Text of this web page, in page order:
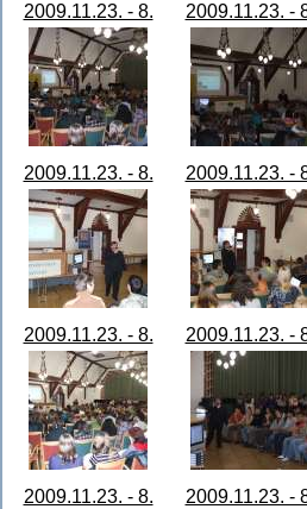
2009.11.23. - 8.
Monográfia
előadás 01.JPG
2009.11.23. -
Monográfia
előadás
2009.11.23. - 8.
Monográfia
előadás 04.JPG
2009.11.23. -
Monográfia
előadás 05.JPG
2009.11.23. - 8.
Monográfia
előadás 07.JPG
2009.11.23. -
Monográfia
előadás
2009.11.23. - 8.
2009.11.23. -